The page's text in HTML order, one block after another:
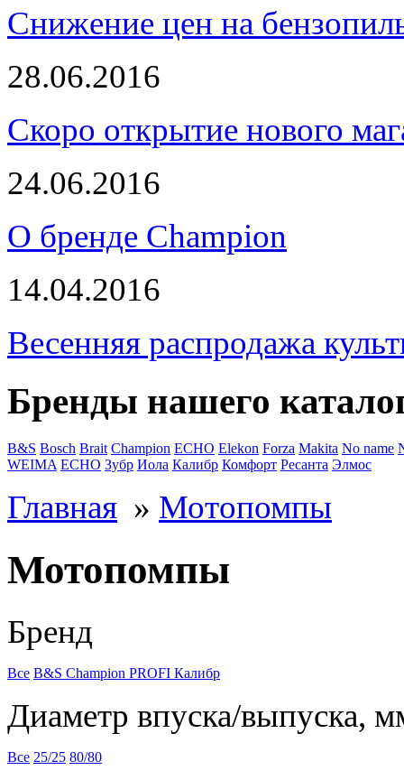
Снижение цен на
28.06.2016
Скоро открытие нового
24.06.2016
О бренде Champion
14.04.2016
Весенняя распродажа
Бренды нашего
B&S Bosch Brait Champion ECHO Elekon Forza Makita No name
WEIMA ЕСНО Зубр Иола Калибр Комфорт Ресанта Элмос
Главная » Мотопомпы
Мотопомпы
Бренд
Все B&S Champion PROFI Калибр
Диаметр впуска/выпуска,
Все 25/25 80/80